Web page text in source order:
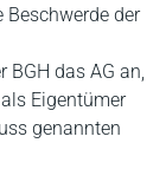
Beschwerde der
BGH das AG an,
Eigentümer
genannten